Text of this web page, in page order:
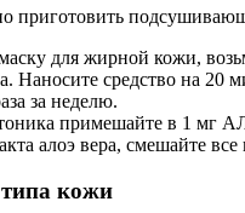
приготовить
для жирной кожи,
Наносите средство на 20
за неделю.
примешайте в 1 мг
алоэ вера, смешайте
типа кожи